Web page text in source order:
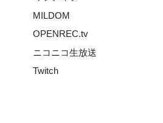
MILDOM
OPENREC.tv
ニコニコ生放送
Twitch